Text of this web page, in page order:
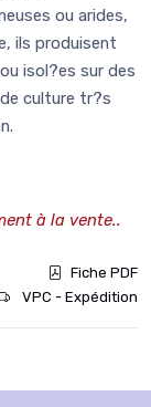
ou arides,
ils produisent
isol?es sur des
culture tr?s
à la vente..
Fiche PDF
VPC - Expédition